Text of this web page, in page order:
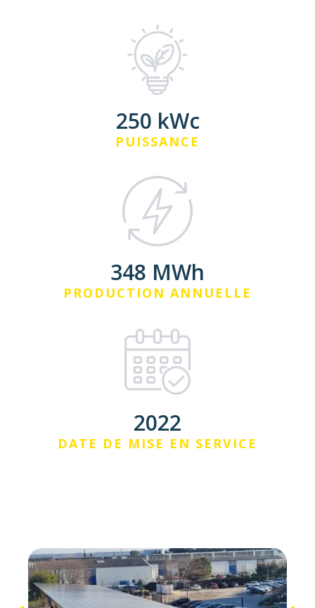
250 kWc
PUISSANCE
348 MWh
PRODUCTION ANNUELLE
2022
DATE DE MISE EN SERVICE